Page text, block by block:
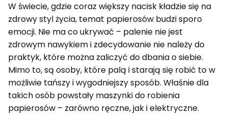
W świecie, gdzie coraz większy nacisk kładzie się na
zdrowy styl życia, temat papierosów budzi sporo
emocji. Nie ma co ukrywać – palenie nie jest
zdrowym nawykiem i zdecydowanie nie należy do
praktyk, które można zaliczyć do dbania o siebie.
Mimo to, są osoby, które palą i starają się robić to w
możliwie tańszy i wygodniejszy sposób. Właśnie dla
takich osób powstały maszynki do robienia
papierosów – zarówno ręczne, jak i elektryczne.